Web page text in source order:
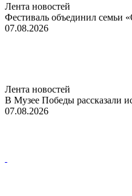
Лента новостей
Фестиваль объединил семьи
07.08.2026
Лента новостей
В Музее Победы рассказали
07.08.2026